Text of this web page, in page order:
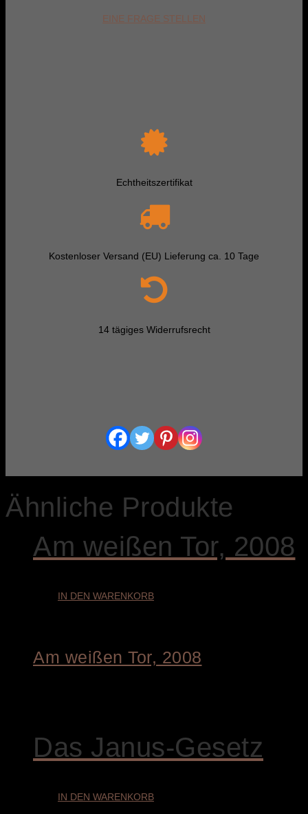
EINE FRAGE STELLEN
Echtheitszertifikat
Kostenloser Versand (EU) Lieferung ca. 10 Tage
14 tägiges Widerrufsrecht
Ähnliche Produkte
Am weißen Tor, 2008
IN DEN WARENKORB
Am weißen Tor, 2008
Das Janus-Gesetz
IN DEN WARENKORB